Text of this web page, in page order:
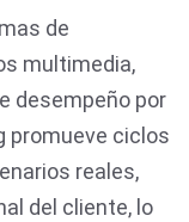
de
multimedia,
desempeño por
promueve ciclos
reales,
del cliente, lo